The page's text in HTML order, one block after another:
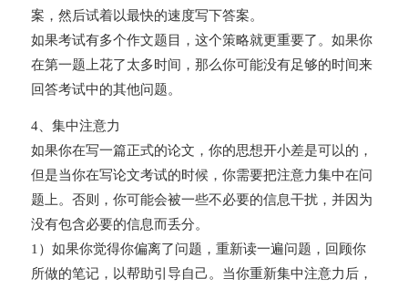
案，然后试着以最快的速度写下答案。
如果考试有多个作文题目，这个策略就更重要了。如果你
在第一题上花了太多时间，那么你可能没有足够的时间来
回答考试中的其他问题。
4、集中注意力
如果你在写一篇正式的论文，你的思想开小差是可以的，
但是当你在写论文考试的时候，你需要把注意力集中在问
题上。否则，你可能会被一些不必要的信息干扰，并因为
没有包含必要的信息而丢分。
1）如果你觉得你偏离了问题，重新读一遍问题，回顾你
所做的笔记，以帮助引导自己。当你重新集中注意力后，